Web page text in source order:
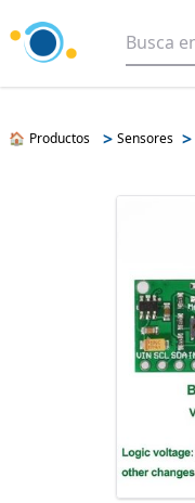
🏠 Productos > Sensores >